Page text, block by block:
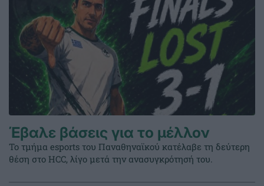
Έβαλε βάσεις για το μέλλον
Το τμήμα esports του Παναθηναϊκού κατέλαβε τη δεύτερη
θέση στο HCC, λίγο μετά την ανασυγκρότησή του.